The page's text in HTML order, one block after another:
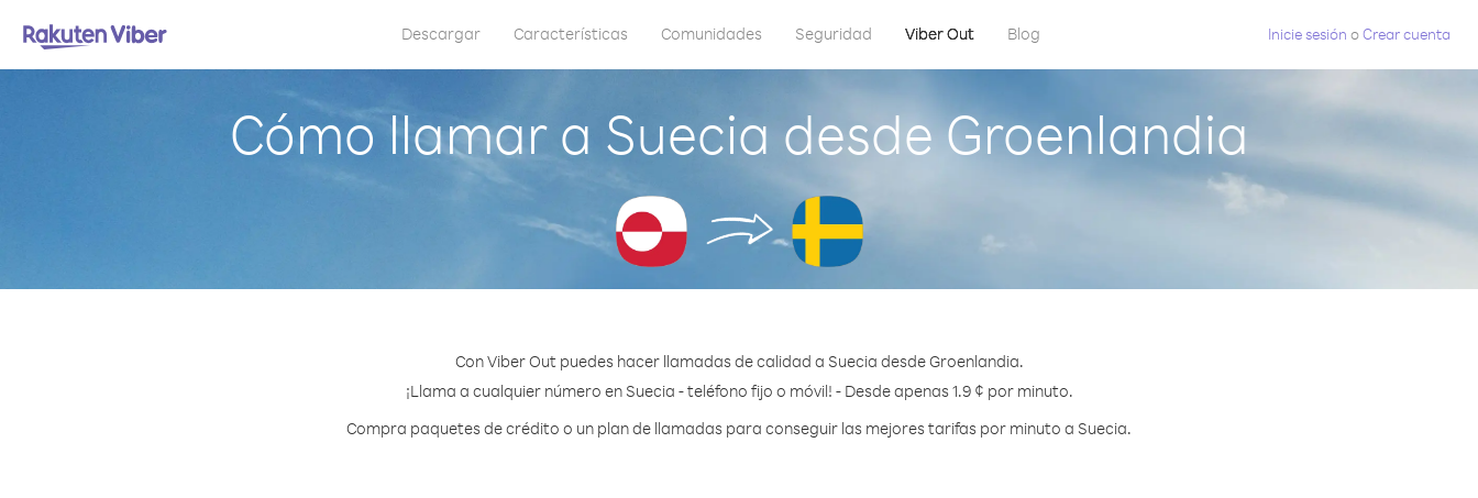
Descargar Características Comunidades Seguridad Viber Out Blog Inicie sesión oCrear cuenta
Cómo llamar a Suecia desde Groenlandia
Con Viber Out puedes hacer llamadas de calidad a Suecia desde Groenlandia.
¡Llama a cualquier número en Suecia - teléfono fijo o móvil! - Desde apenas 1.9 ¢ por minuto.
Compra paquetes de crédito o un plan de llamadas para conseguir las mejores tarifas por minuto a Suecia.